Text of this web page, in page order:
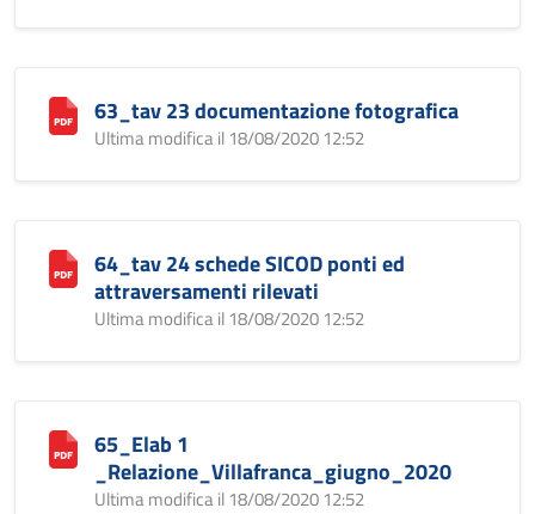
63_tav 23 documentazione fotografica
Ultima modifica il 18/08/2020 12:52
64_tav 24 schede SICOD ponti ed
attraversamenti rilevati
Ultima modifica il 18/08/2020 12:52
65_Elab 1
_Relazione_Villafranca_giugno_2020
Ultima modifica il 18/08/2020 12:52